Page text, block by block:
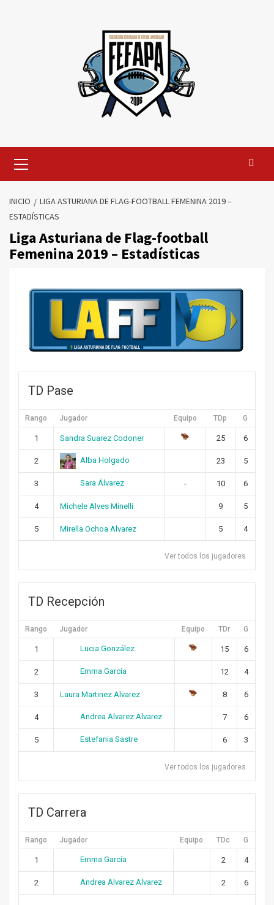
primario
INICIO
LIGA ASTURIANA DE FLAG-FOOTBALL FEMENINA 2019 –
ESTADÍSTICAS
Liga Asturiana de Flag-football
Femenina 2019 – Estadísticas
TD Pase
Rango Jugador Equipo TDp G
1 Sandra Suarez Codoner 25 6
2 Alba Holgado 23 5
3 Sara Álvarez - 10 6
4 Michele Alves Minelli 9 5
5 Mirella Ochoa Alvarez 5 4
Ver todos los jugadores
TD Recepción
Rango Jugador Equipo TDr G
1 Lucia González 15 6
2 Emma García 12 4
3 Laura Martinez Alvarez 8 6
4 Andrea Alvarez Alvarez 7 6
5 Estefania Sastre 6 3
Ver todos los jugadores
TD Carrera
Rango Jugador Equipo TDc G
1 Emma García 2 4
2 Andrea Alvarez Alvarez 2 6